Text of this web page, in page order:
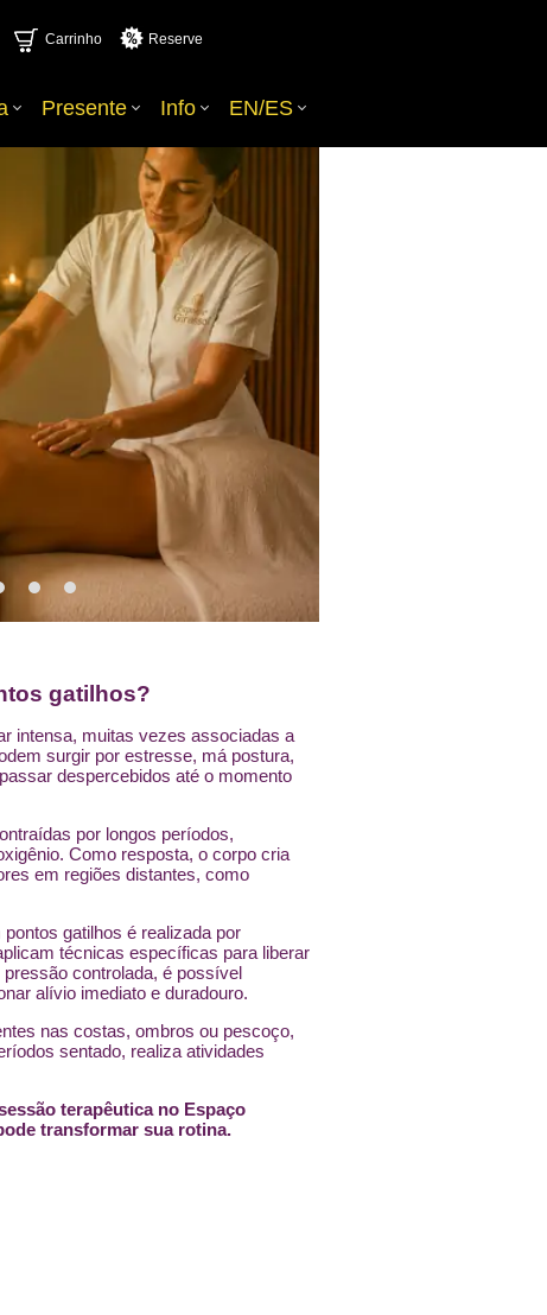
Carrinho Reserve
Presente Info EN/ES
gatilhos?
intensa, muitas vezes associadas a
surgir por estresse, má postura,
despercebidos até o momento
por longos períodos,
Como resposta, o corpo cria
em regiões distantes, como
gatilhos é realizada por
técnicas específicas para liberar
controlada, é possível
alívio imediato e duradouro.
nas costas, ombros ou pescoço,
sentado, realiza atividades
terapêutica no Espaço
transformar sua rotina.